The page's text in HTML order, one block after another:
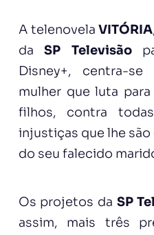
A telenovelaVITÓRIA
daSP Televisão
Disney+, centra-
mulher que luta
filhos, contra
injustiças que lhe
do seu falecido
Os projetos da SP
assim, mais três